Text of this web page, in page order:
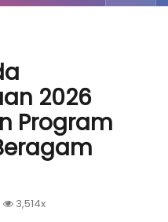
2026
Program
3,514x